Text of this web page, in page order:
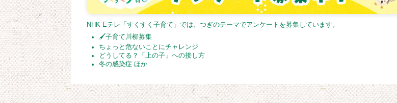
NHK Eテレ「すくすく子育て」では、つぎのテーマでアンケートを募集しています。
🖌子育て川柳募集
ちょっと危ないことにチャレンジ
どうしてる？「上の子」への接し方
冬の感染症 ほか